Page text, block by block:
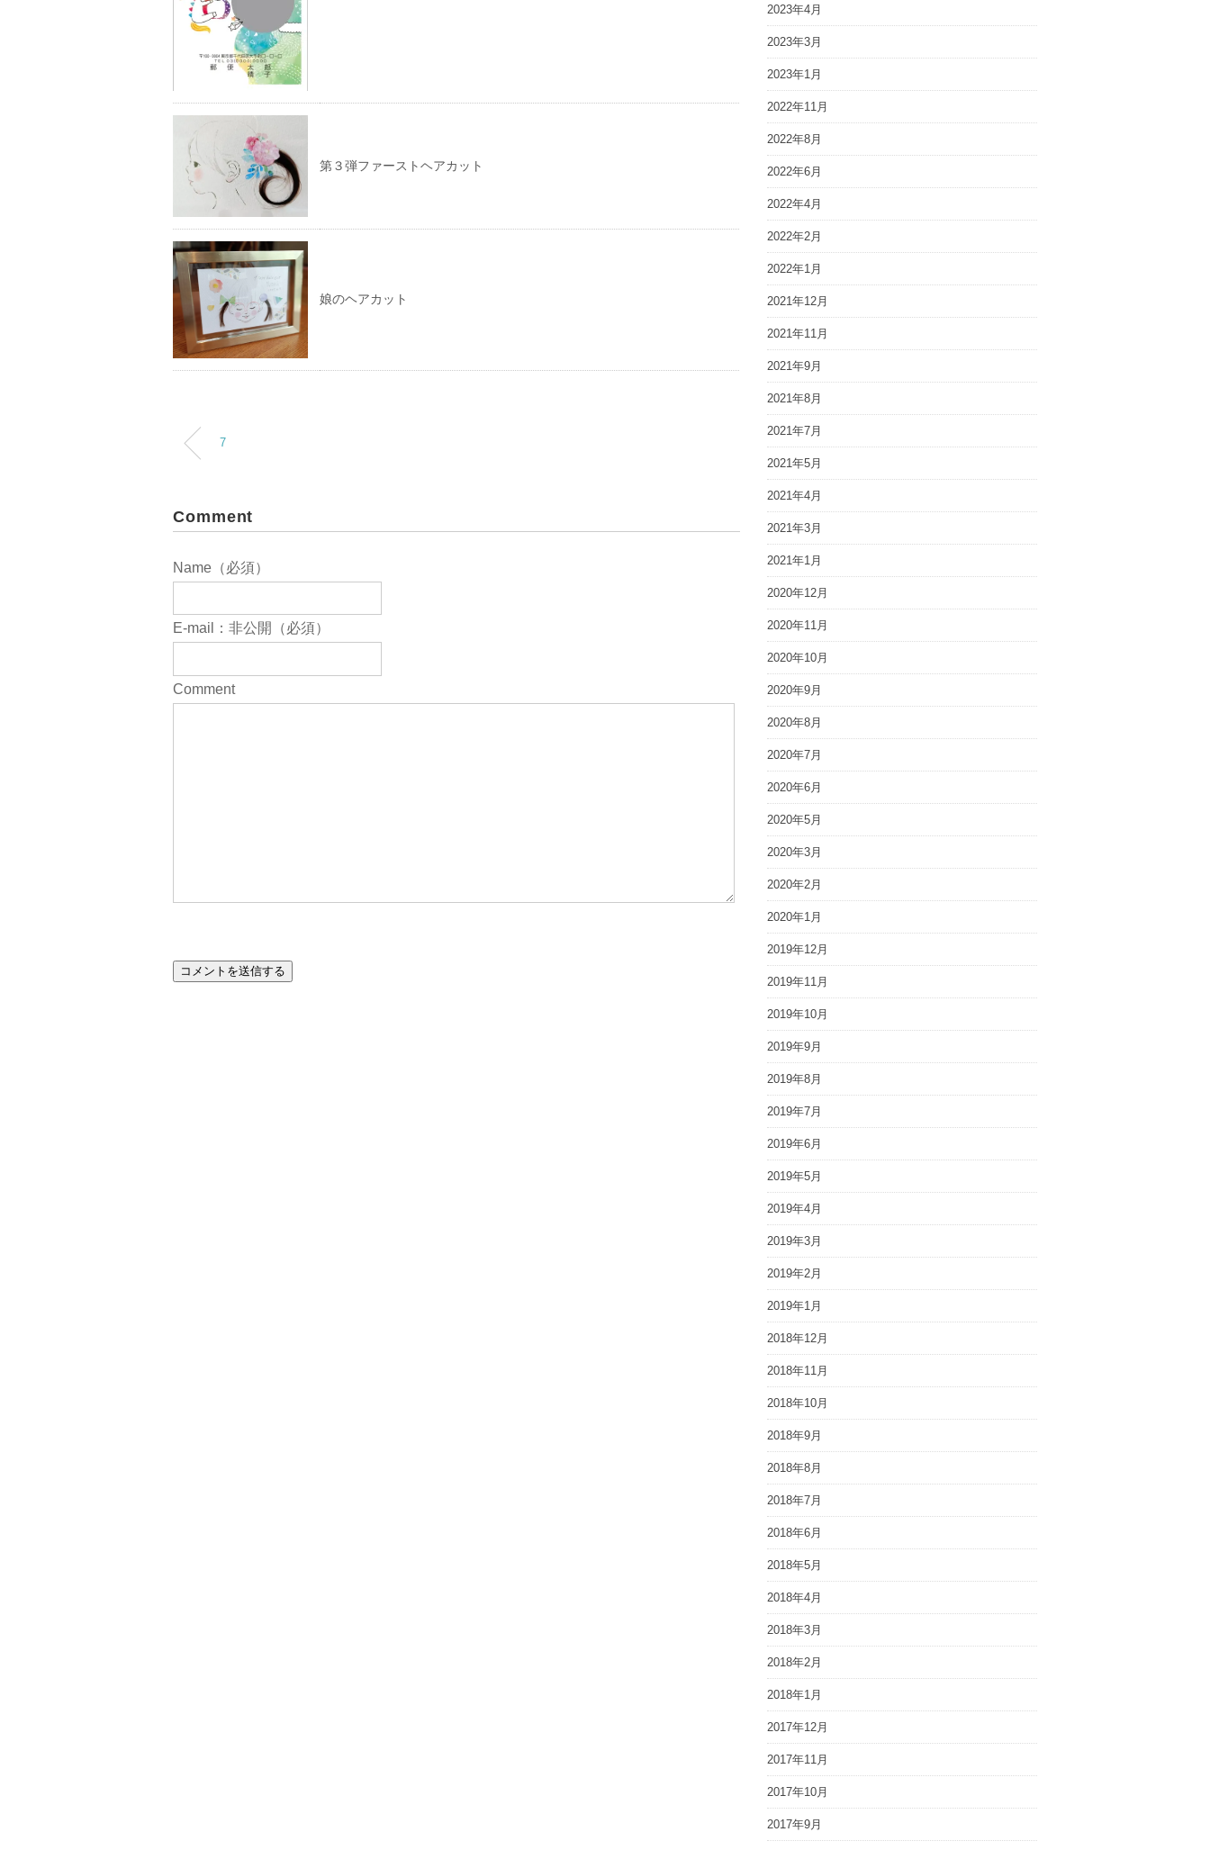
第３弾ファーストヘアカット
娘のヘアカット
7
Comment
Name（必須）
E-mail：非公開（必須）
Comment
2023年4月
2023年3月
2023年1月
2022年11月
2022年8月
2022年6月
2022年4月
2022年2月
2022年1月
2021年12月
2021年11月
2021年9月
2021年8月
2021年7月
2021年5月
2021年4月
2021年3月
2021年1月
2020年12月
2020年11月
2020年10月
2020年9月
2020年8月
2020年7月
2020年6月
2020年5月
2020年3月
2020年2月
2020年1月
2019年12月
2019年11月
2019年10月
2019年9月
2019年8月
2019年7月
2019年6月
2019年5月
2019年4月
2019年3月
2019年2月
2019年1月
2018年12月
2018年11月
2018年10月
2018年9月
2018年8月
2018年7月
2018年6月
2018年5月
2018年4月
2018年3月
2018年2月
2018年1月
2017年12月
2017年11月
2017年10月
2017年9月